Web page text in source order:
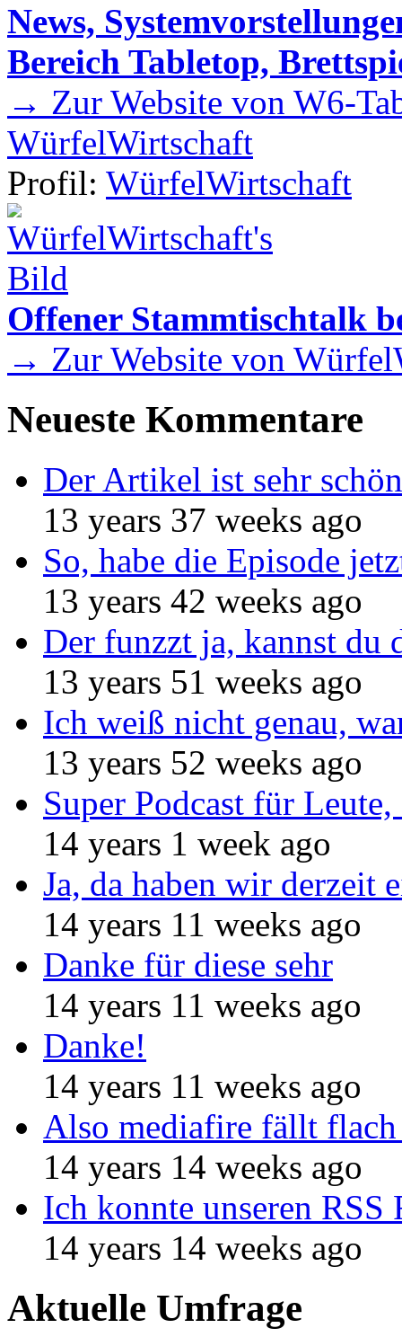
News,
Bereich Tabletop,
→ Zur Website von W6-
WürfelWirtschaft
Profil: WürfelWirtschaft
Offener Stammtischtalk
→ Zur Website von
Neueste Kommentare
Der Artikel ist sehr schön
13 years 37 weeks ago
So, habe die Episode
13 years 42 weeks ago
Der funzzt ja, kannst du
13 years 51 weeks ago
Ich weiß nicht genau,
13 years 52 weeks ago
Super Podcast für Leute,
14 years 1 week ago
Ja, da haben wir derzeit
14 years 11 weeks ago
Danke für diese sehr
14 years 11 weeks ago
Danke!
14 years 11 weeks ago
Also mediafire fällt
14 years 14 weeks ago
Ich konnte unseren RSS
14 years 14 weeks ago
Aktuelle Umfrage